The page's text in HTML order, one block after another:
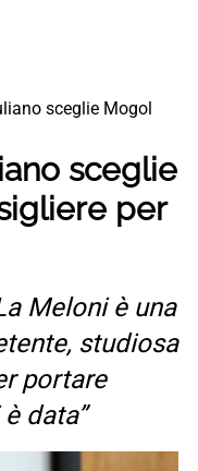
sceglie Mogol
sceglie
per
Meloni è una
studiosa
portare
data”